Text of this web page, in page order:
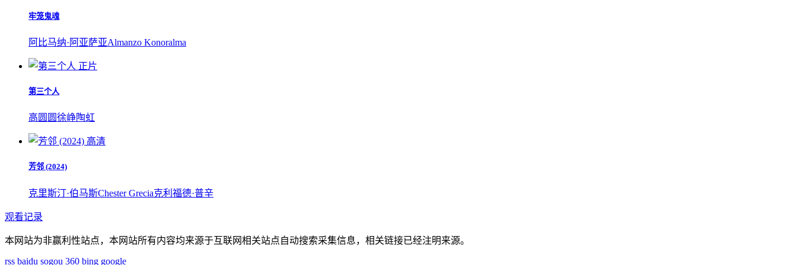
牢笼鬼魂
阿比马纳·阿亚萨亚Almanzo Konoralma
正片
第三个人
高圆圆徐峥陶虹
高清
芳邻 (2024)
克里斯汀·伯马斯Chester Grecia克利福德·普辛
观看记录
本网站为非赢利性站点，本网站所有内容均来源于互联网相关站点自动搜索采集信息，相关链接已经注明来源。
rss baidu sogou 360 bing google